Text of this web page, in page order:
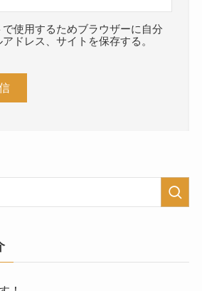
使用するためブラウザーに自分
ドレス、サイトを保存する。